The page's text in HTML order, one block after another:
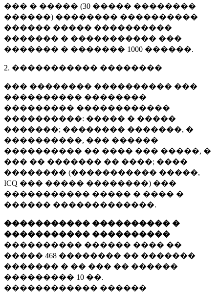
��� � ����� (30 ����� ��������
������) �������� ����������
������ ����� ����������
������� � ����������� ���
������� � ������� 1000 ������.
2. ����������� ��������
��� �������� ���������� ���
���������� ��������
��������� ������������
����������: ����� � �����
�������; �������� �������, �
����������, ��� ������
���������� �� ���� ��� �����, �
��� �� ������� �� ����; ����
�������� (����������� �����,
ICQ ��� ����� ��������) ���
����������� ����� � ���� �
������ �������������.
����������� ���������� �
����������� ����������
���������� ������ ���� ��
����� 468 �������� �� �������
������� � �� ��� �� ������
��������� 10 ��.
������������ ������